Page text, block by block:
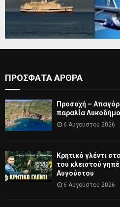
ΠΡΟΣΦΑΤΑ ΑΡΘΡΑ
Προσοχή –
παραλία
6 Αυγούστου 2026
Κρητικό γλέντι
του κλειστού
Αυγούστου
6 Αυγούστου 2026